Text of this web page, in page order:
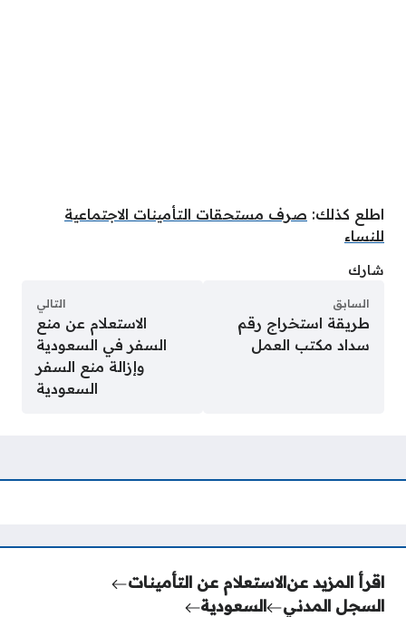
اطلع كذلك: صرف مستحقات التأمينات الاجتماعية
للنساء
شارك
السابق
طريقة استخراج رقم
سداد مكتب العمل
التالي
الاستعلام عن منع
السفر في السعودية
وإزالة منع السفر
السعودية
اقرأ المزيد عنالاستعلام عن التأمينات
السجل المدني
السعودية